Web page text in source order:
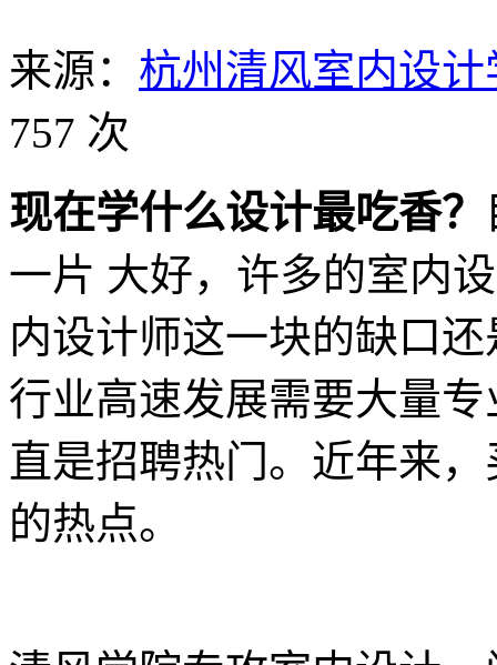
来源： 杭州清风室内设计
757 次
现在学什么设计最吃香？
一片 大好，许多的室内
内设计师这一块的缺口
行业高速发展需要大量
直是招聘热门。近年来
的热点。